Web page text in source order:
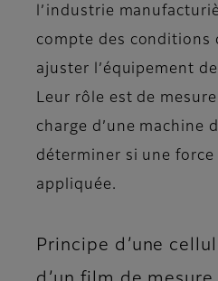
l’industrie
compte des conditions
ajuster l’équipement
Leur rôle est de
charge d’une machine
déterminer si une force
appliquée.
Principe d’une